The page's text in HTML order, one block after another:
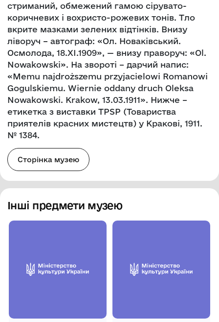
стриманий, обмежений гамою сірувато-
коричневих і вохристо-рожевих тонів. Тло
вкрите мазками зелених відтінків. Внизу
ліворуч – автограф: «Ол. Новаківський.
Осмолода, 18.XI.1909», — внизу праворуч: «Ol.
Nowakowski». На звороті – дарчий напис:
«Memu najdroższemu przyjacielowi Romanowi
Gogulskiemu. Wiernie oddany druch Oleksa
Nowakowski. Krakow, 13.03.1911». Нижче –
етикетка з виставки TPSP (Товариства
приятелів красних мистецтв) у Кракові, 1911.
№ 1384.
Сторінка музею
Інші предмети музею